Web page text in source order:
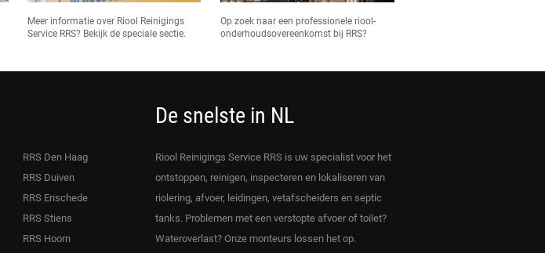
Meer informatie over Riool Reinigings
Service RRS? Bekijk de speciale sectie.
Op zoek naar een professionele riool-
onderhoudsovereenkomst bij RRS?
RRS Den Haag
RRS Duiven
RRS Enschede
RRS Stiens
RRS Hoorn
De snelste in NL
Riool Reinigings Service RRS is uw specialist voor het
ontstoppen, reinigen, inspecteren en lokaliseren van
riolering, afvoer, leidingen, vetafscheiders en septic
tanks. Problemen met een verstopte afvoer of toilet?
Wateroverlast? Onze monteurs lossen het op.